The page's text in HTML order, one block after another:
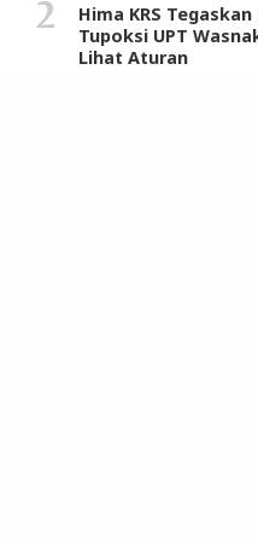
Hima KRS
Tupoksi UPT
Lihat Aturan